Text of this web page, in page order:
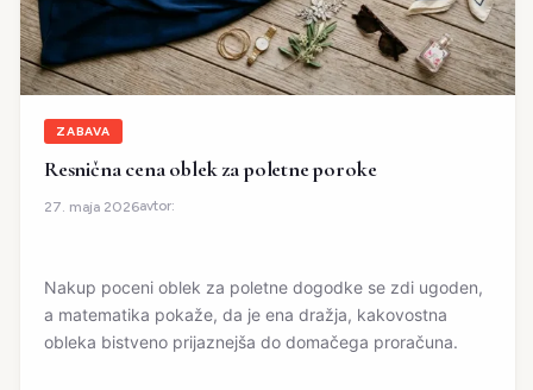
ZABAVA
Resnična cena oblek za poletne poroke
27. maja 2026avtor:
Nakup poceni oblek za poletne dogodke se zdi ugoden,
a matematika pokaže, da je ena dražja, kakovostna
obleka bistveno prijaznejša do domačega proračuna.